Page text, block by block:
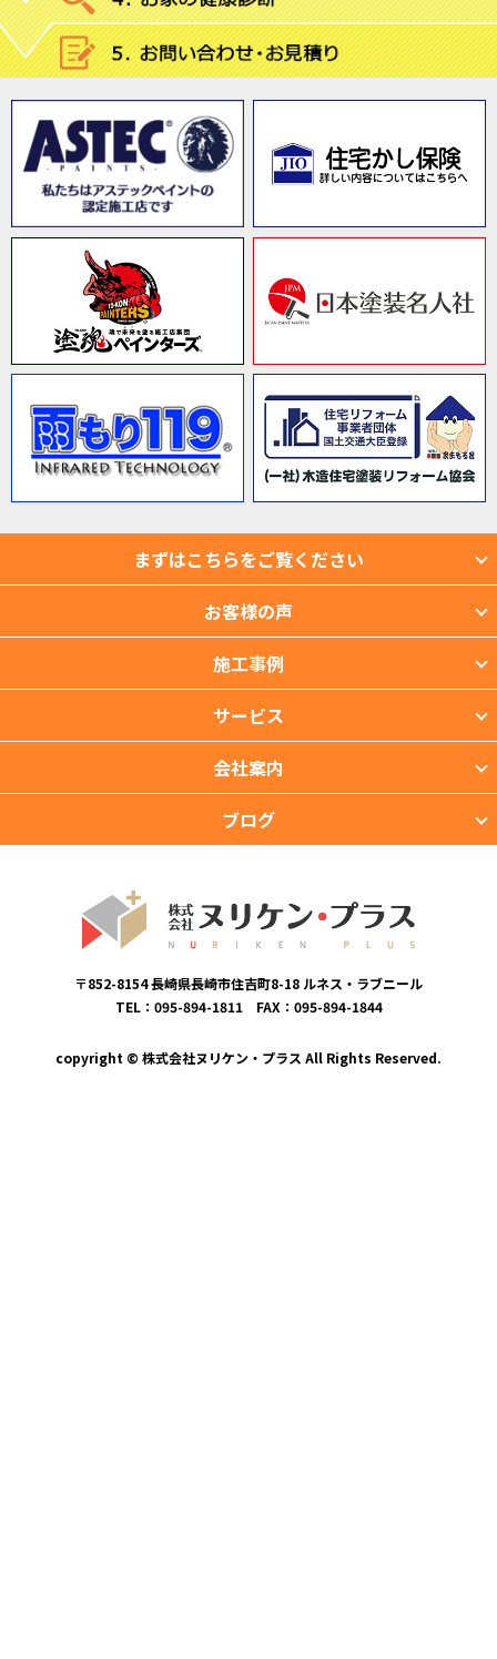
まずはこちらをご覧ください
お客様の声
施工事例
サービス
会社案内
ブログ
〒852-8154 長崎県長崎市住吉町8-18 ルネス・ラブニール
TEL：095-894-1811 FAX：095-894-1844
copyright © 株式会社ヌリケン・プラス All Rights Reserved.